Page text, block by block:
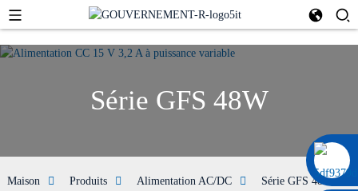
0086 13322920697
Série GFS 48W
Maison Produits Alimentation AC/DC
Série GFS 48W